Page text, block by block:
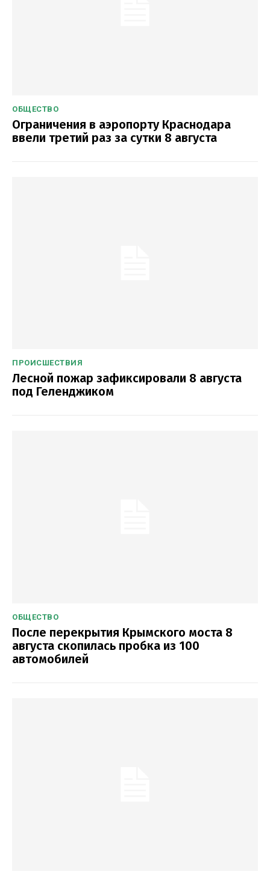
ОБЩЕСТВО
Ограничения в аэропорту Краснодара
ввели третий раз за сутки 8 августа
ПРОИСШЕСТВИЯ
Лесной пожар зафиксировали 8 августа
под Геленджиком
ОБЩЕСТВО
После перекрытия Крымского моста 8
августа скопилась пробка из 100
автомобилей